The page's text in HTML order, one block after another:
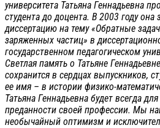
университета Татьяна Геннадьевна
студента до доцента. В 2003 году она
диссертацию на тему «Обратные
заряженных частиц» в
государственном педагогическом
Светлая память о Татьяне
сохранится в сердцах выпускников,
ее имя – в истории физико-
Татьяна Геннадьевна будет всегда
преданности своей профессии. Мы
необычайный оптимизм и